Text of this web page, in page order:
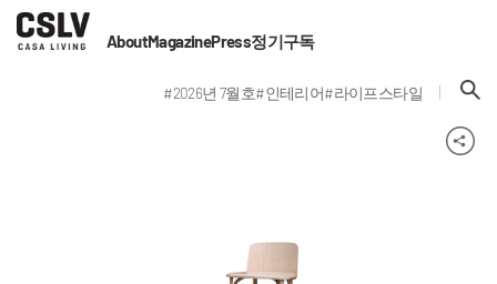
AboutMagazinePress정기구독
#2026년 7월호#인테리어#라이프스타일